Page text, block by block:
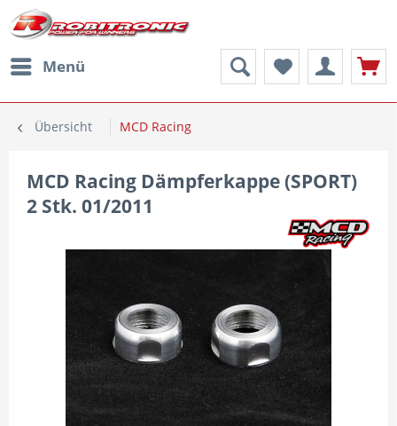
Menü
Übersicht MCD Racing
MCD Racing Dämpferkappe (SPORT)
2 Stk. 01/2011